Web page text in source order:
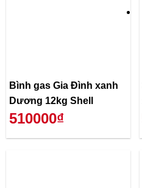
Bình gas Gia Đình xanh
Dương 12kg Shell
510000₫